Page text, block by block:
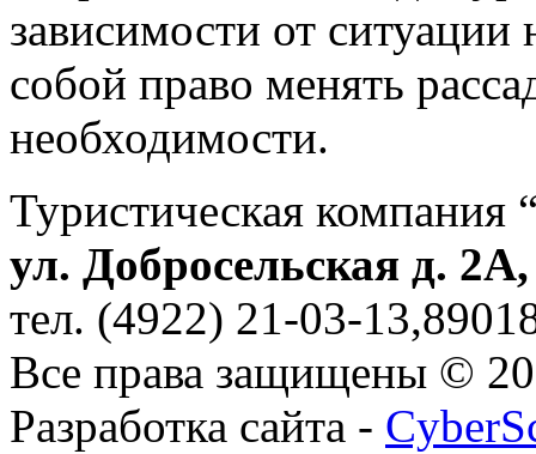
зависимости от ситуации
собой право менять
необходимости.
Туристическая компания
ул. Добросельская д.
тел. (4922) 21-03-
Все права защищены ©
Разработка сайта -